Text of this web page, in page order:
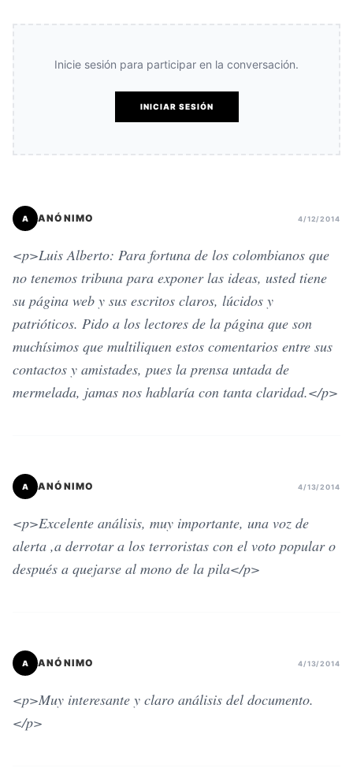
Inicie sesión para participar en la conversación.
INICIAR SESIÓN
A ANÓNIMO 4/12/2014
<p>Luis Alberto: Para fortuna de los colombianos que
no tenemos tribuna para exponer las ideas, usted tiene
su página web y sus escritos claros, lúcidos y
patrióticos. Pido a los lectores de la página que son
muchísimos que multiliquen estos comentarios entre sus
contactos y amistades, pues la prensa untada de
mermelada, jamas nos hablaría con tanta claridad.</p>
A ANÓNIMO 4/13/2014
<p>Excelente análisis, muy importante, una voz de
alerta ,a derrotar a los terroristas con el voto popular o
después a quejarse al mono de la pila</p>
A ANÓNIMO 4/13/2014
<p>Muy interesante y claro análisis del documento.
</p>